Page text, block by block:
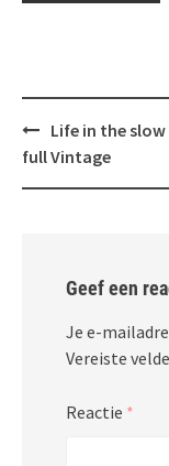
Bericht
navigatie
Life in the
full Vintage
Geef een
Je e-
Vereiste
Reactie *